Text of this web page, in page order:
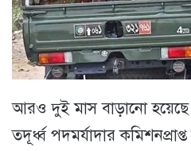
আরও দুই মাস বাড়ানো হয়েছে
তদূর্ধ্ব পদমর্যাদার